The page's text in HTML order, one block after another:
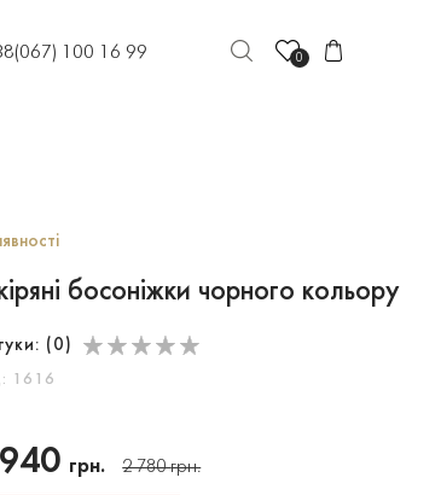
100 16 99 0
босоніжки чорного кольору
( 0 )
1616
грн. 2 780грн.